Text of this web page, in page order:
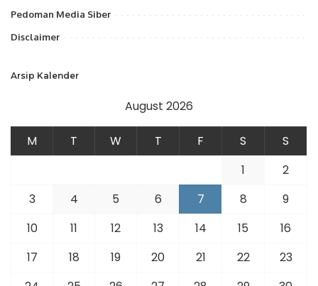
Pedoman Media Siber
Disclaimer
Arsip Kalender
August 2026
M T W T F S
S
1
2
3
4 5 6 7 8
9
10
11 12 13 14 15
16
17
18 19 20 21 22
23